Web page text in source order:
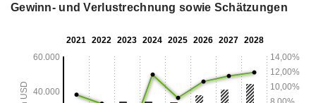
Gewinn- und Verlustrechnung sowie Schätzungen